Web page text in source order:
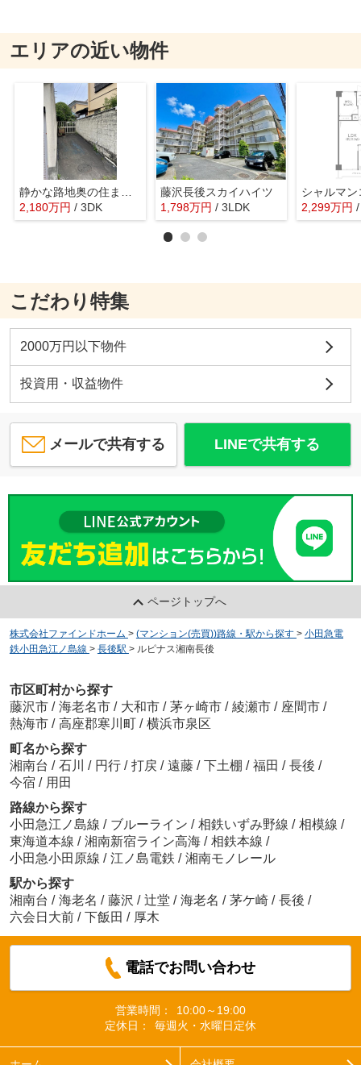
エリアの近い物件
静かな路地奥の住まい～神奈川県藤沢市藤が岡２丁目～
2,180万円 / 3DK
藤沢長後スカイハイツ
1,798万円 / 3LDK
シャルマ
2,299万円
こだわり特集
2000万円以下物件
投資用・収益物件
メールで共有する LINEで共有する
ページトップへ
株式会社ファインドホーム > (マンション(売買))路線・駅から探す > 小田急電
鉄小田急江ノ島線 > 長後駅 > ルピナス湘南長後
市区町村から探す
藤沢市 / 海老名市 / 大和市 / 茅ヶ崎市 / 綾瀬市 / 座間市 /
熱海市 / 高座郡寒川町 / 横浜市泉区
町名から探す
湘南台 / 石川 / 円行 / 打戻 / 遠藤 / 下土棚 / 福田 / 長後 /
今宿 / 用田
路線から探す
小田急江ノ島線 / ブルーライン / 相鉄いずみ野線 / 相模線 /
東海道本線 / 湘南新宿ライン高海 / 相鉄本線 /
小田急小田原線 / 江ノ島電鉄 / 湘南モノレール
駅から探す
湘南台 / 海老名 / 藤沢 / 辻堂 / 海老名 / 茅ケ崎 / 長後 /
六会日大前 / 下飯田 / 厚木
電話でお問い合わせ
営業時間：
10:00～19:00
定休日：
毎週火・水曜日定休